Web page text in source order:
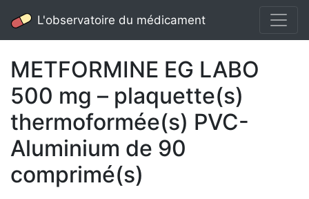
L'observatoire du médicament
METFORMINE EG LABO
500 mg – plaquette(s)
thermoformée(s) PVC-
Aluminium de 90
comprimé(s)